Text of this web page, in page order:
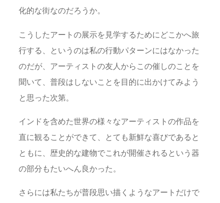
化的な街なのだろうか。
こうしたアートの展示を見学するためにどこかへ旅
行する、というのは私の行動パターンにはなかった
のだが、アーティストの友人からこの催しのことを
聞いて、普段はしないことを目的に出かけてみよう
と思った次第。
インドを含めた世界の様々なアーティストの作品を
直に観ることができて、とても新鮮な喜びであると
ともに、歴史的な建物でこれが開催されるという器
の部分もたいへん良かった。
さらには私たちが普段思い描くようなアートだけで